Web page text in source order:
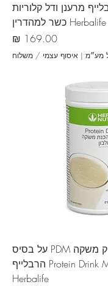
מרענן ודל קלוריות
Herbalife כשר למהדרין
מחיר
מע״מ | איסוף עצמי / משלוח
אבקה להכנת שייק משקה PDM על בסיס
חלבון – Protein Drink Mix הרבלייף
Herbalife